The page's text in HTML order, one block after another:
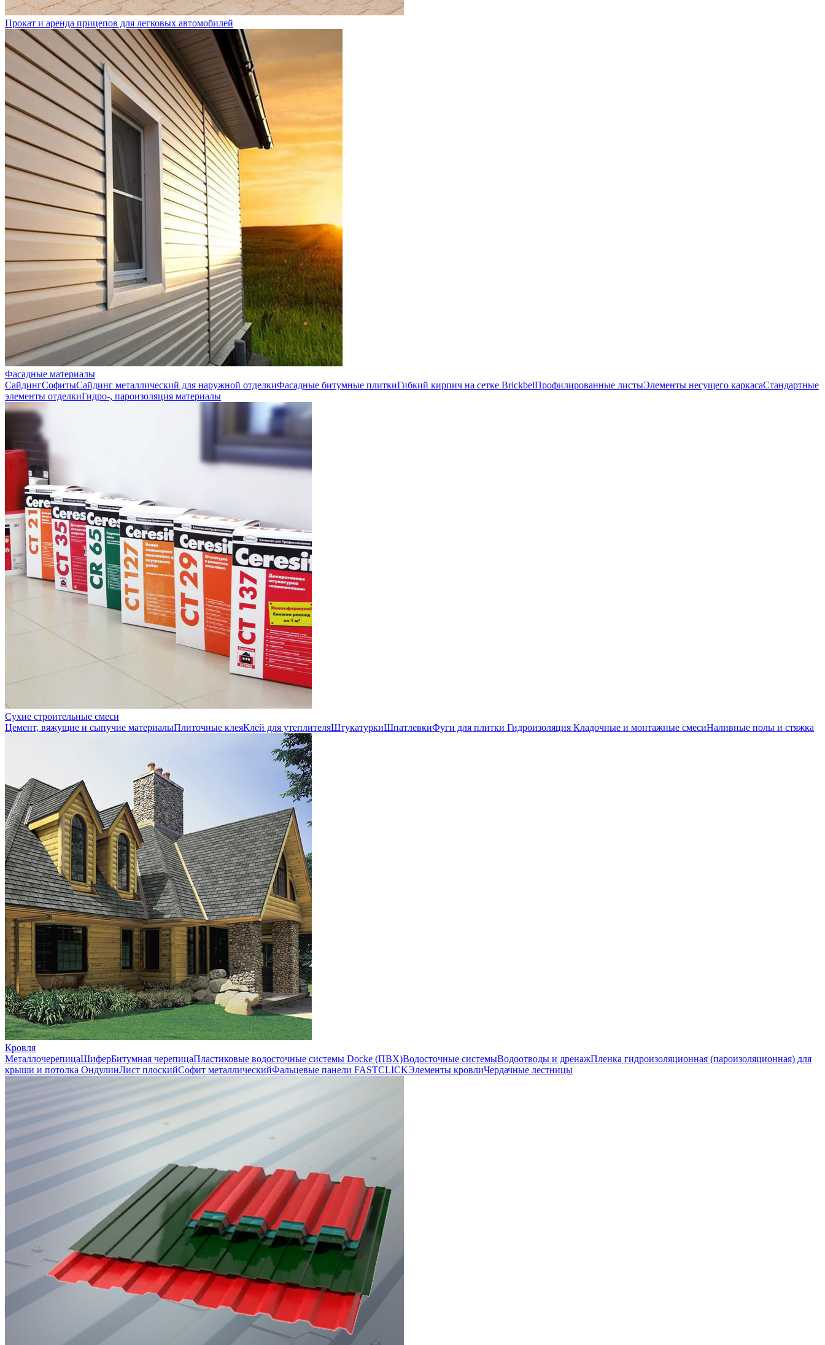
Прокат и аренда прицепов для легковых автомобилей
Фасадные материалы
СайдингСофитыСайдинг металлический для наружной отделкиФасадные битумные плиткиГибкий кирпич на сетке BrickbelПрофилированные листыЭлементы несущего каркасаСтандартные
элементы отделкиГидро-, пароизоляция материалы
Сухие строительные смеси
Цемент, вяжущие и сыпучие материалыПлиточные клеяКлей для утеплителяШтукатуркиШпатлевкиФуги для плитки Гидроизоляция Кладочные и монтажные смесиНаливные полы и стяжка
Кровля
МеталлочерепицаШиферБитумная черепицаПластиковые водосточные системы Docke (ПВХ)Водосточные системыВодоотводы и дренажПленка гидроизоляционная (пароизоляционная) для
крыши и потолка ОндулинЛист плоскийСофит металлическийФальцевые панели FASTCLICKЭлементы кровлиЧердачные лестницы